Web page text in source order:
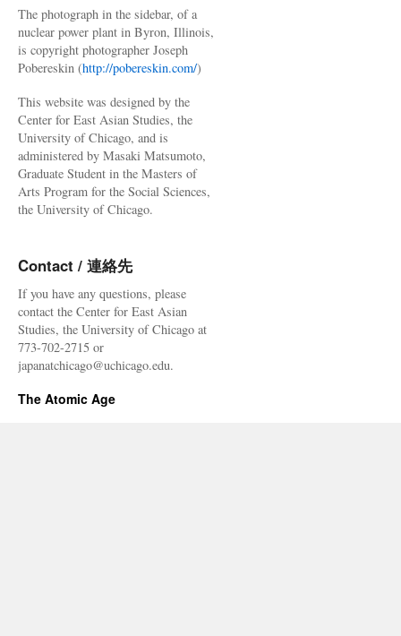
The photograph in the sidebar, of a
nuclear power plant in Byron, Illinois,
is copyright photographer Joseph
Pobereskin (http://pobereskin.com/)
This website was designed by the
Center for East Asian Studies, the
University of Chicago, and is
administered by Masaki Matsumoto,
Graduate Student in the Masters of
Arts Program for the Social Sciences,
the University of Chicago.
Contact / 連絡先
If you have any questions, please
contact the Center for East Asian
Studies, the University of Chicago at
773-702-2715 or
japanatchicago@uchicago.edu.
The Atomic Age